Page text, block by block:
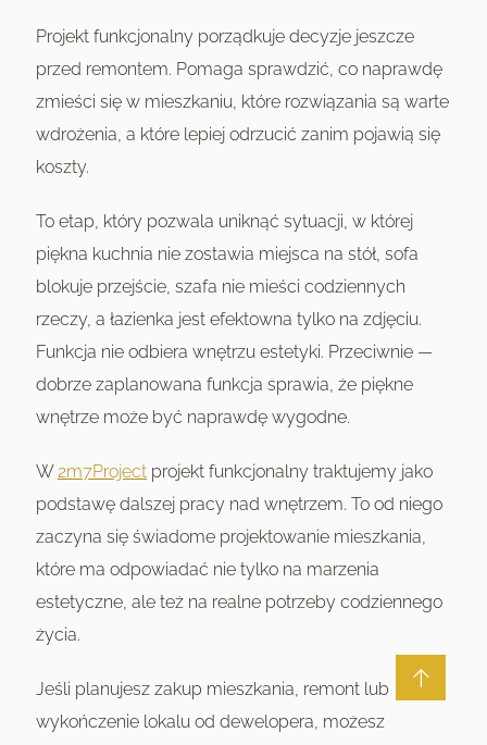
Projekt funkcjonalny porządkuje decyzje jeszcze
przed remontem. Pomaga sprawdzić, co naprawdę
zmieści się w mieszkaniu, które rozwiązania są warte
wdrożenia, a które lepiej odrzucić zanim pojawią się
koszty.
To etap, który pozwala uniknąć sytuacji, w której
piękna kuchnia nie zostawia miejsca na stół, sofa
blokuje przejście, szafa nie mieści codziennych
rzeczy, a łazienka jest efektowna tylko na zdjęciu.
Funkcja nie odbiera wnętrzu estetyki. Przeciwnie —
dobrze zaplanowana funkcja sprawia, że piękne
wnętrze może być naprawdę wygodne.
W 2m7Project projekt funkcjonalny traktujemy jako
podstawę dalszej pracy nad wnętrzem. To od niego
zaczyna się świadome projektowanie mieszkania,
które ma odpowiadać nie tylko na marzenia
estetyczne, ale też na realne potrzeby codziennego
życia.
Jeśli planujesz zakup mieszkania, remont lub
wykończenie lokalu od dewelopera, możesz